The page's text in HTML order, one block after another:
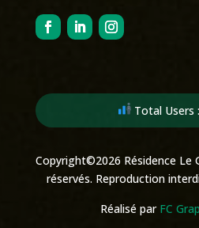
Total Users
Copyright©2026 Résidence Le
réservés. Reproduction
Réalisé par FC